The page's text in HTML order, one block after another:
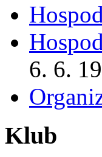
6. 6.
Klub